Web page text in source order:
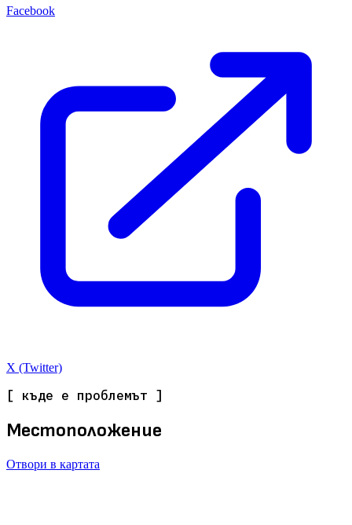
Facebook
X (Twitter)
[ къде е проблемът ]
Местоположение
Отвори в картата